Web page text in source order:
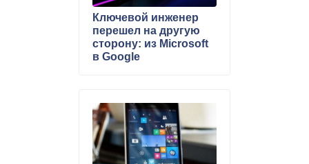
Ключевой инженер
перешел на другую
сторону: из Microsoft
в Google